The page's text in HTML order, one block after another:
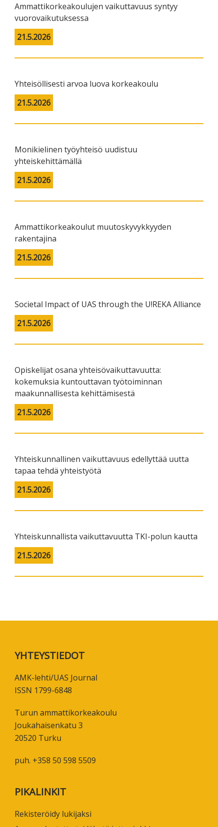
Ammattikorkeakoulujen vaikuttavuus syntyy
vuorovaikutuksessa
21.5.2026
Yhteisöllisesti arvoa luova korkeakoulu
21.5.2026
Monikielinen työyhteisö uudistuu
yhteiskehittämällä
21.5.2026
Ammattikorkeakoulut muutoskyvykkyyden
rakentajina
21.5.2026
Societal Impact of UAS through the U!REKA Alliance
21.5.2026
Opiskelijat osana yhteisövaikuttavuutta:
kokemuksia kuntouttavan työtoiminnan
maakunnallisesta kehittämisestä
21.5.2026
Yhteiskunnallinen vaikuttavuus edellyttää uutta
tapaa tehdä yhteistyötä
21.5.2026
Yhteiskunnallista vaikuttavuutta TKI-polun kautta
21.5.2026
Footer
YHTEYSTIEDOT
AMK-lehti/UAS Journal
ISSN 1799-6848
Turun ammattikorkeakoulu
Joukahaisenkatu 3
20520 Turku
puh. +358 50 598 5509
PIKALINKIT
Rekisteröidy lukijaksi